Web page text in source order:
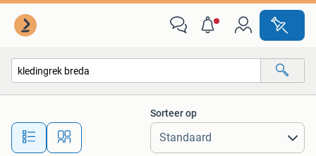
Alle afstanden…
Sorteer op